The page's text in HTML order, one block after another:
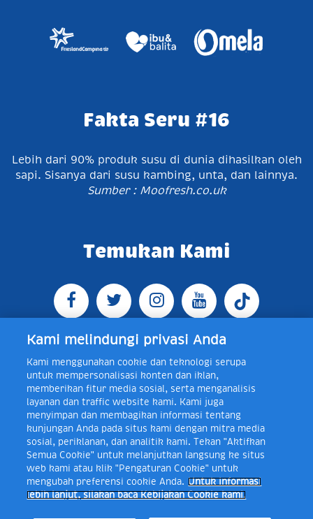
Fakta Seru #16
Lebih dari 90% produk susu di dunia dihasilkan oleh
sapi. Sisanya dari susu kambing, unta, dan lainnya.
Sumber : Moofresh.co.uk
Temukan Kami
Jl. Raya Bogor KM 5, Pasar Rebo, Jakarta Timur,
Indonesia 13760
Telp +62 21 8410945 | PO BOX
4074 Jakarta 13760 Indonesia
Toll Free Layanan Peduli Frisian Flag 0-80018-21-406;
Senin - Jumat, 08:00 - 16:30 WIB, E-mail:
layanan.peduli@frieslandcampina.com
Frisian Flag Indonesia is a subsidiary of Royal FrieslandCampina N.V.
Copyright © 2017. All rights reserved.
Kami melindungi privasi Anda
Kami menggunakan cookie dan teknologi serupa
untuk mempersonalisasi konten dan iklan,
memberikan fitur media sosial, serta menganalisis
layanan dan traffic website kami. Kami juga
menyimpan dan membagikan informasi tentang
kunjungan Anda pada situs kami dengan mitra media
sosial, periklanan, dan analitik kami. Tekan "Aktifkan
Semua Cookie" untuk melanjutkan langsung ke situs
web kami atau klik "Pengaturan Cookie" untuk
mengubah preferensi cookie Anda.
Untuk informasi
lebih lanjut, silakan baca Kebijakan Cookie kami.